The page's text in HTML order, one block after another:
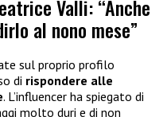
Valli: “Anche
al nono mese”
sul proprio profilo
di rispondere alle
. L’influencer ha spiegato di
molto duri e di non